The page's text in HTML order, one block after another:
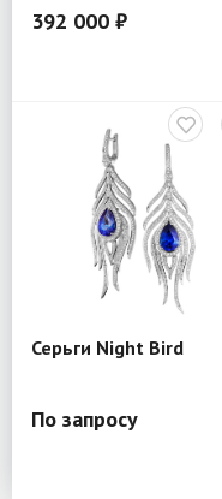
392 000 ₽
Серьги Night Bird
По запросу